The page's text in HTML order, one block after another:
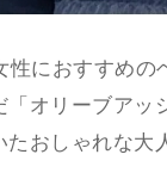
性におすすめの
「オリーブア
おしゃれな大